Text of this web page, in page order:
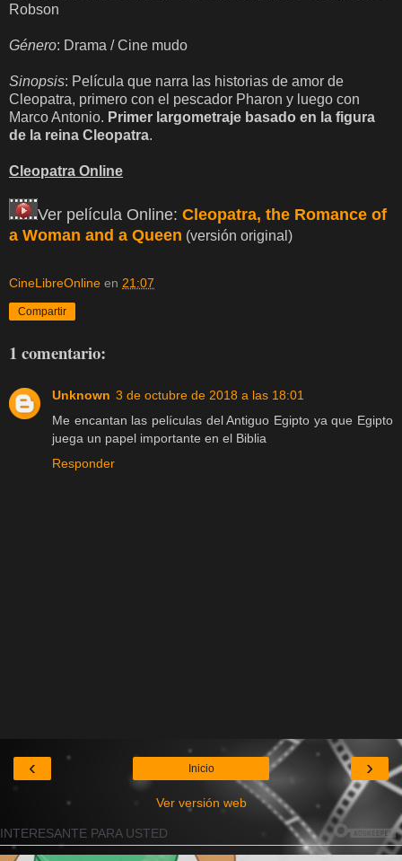
Robson
Género: Drama / Cine mudo
Sinopsis: Película que narra las historias de amor de
Cleopatra, primero con el pescador Pharon y luego con
Marco Antonio. Primer largometraje basado en la figura
de la reina Cleopatra.
Cleopatra Online
Ver película Online: Cleopatra, the Romance of
a Woman and a Queen (versión original)
CineLibreOnline en 21:07
Compartir
1 comentario:
Unknown 3 de octubre de 2018 a las 18:01
Me encantan las películas del Antiguo Egipto ya que Egipto
juega un papel importante en el Biblia
Responder
‹ ›
Inicio
Ver versión web